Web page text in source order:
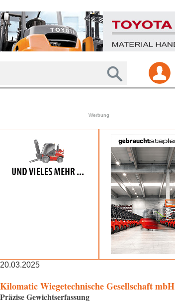
Werbung
20.03.2025
Kilomatic Wiegetechnische Gesellschaft mbH
Präzise Gewichtserfassung